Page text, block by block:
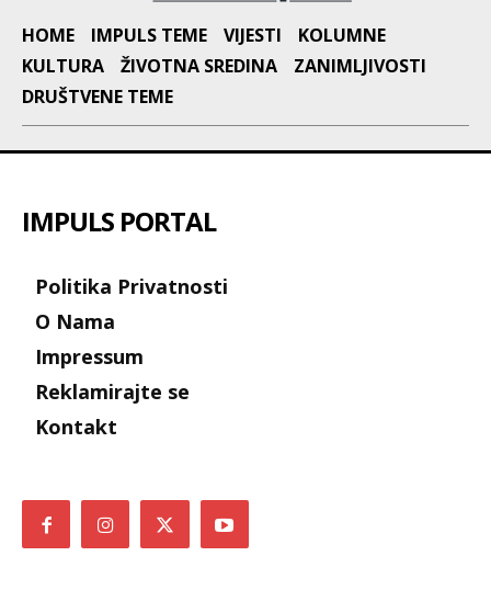
HOME IMPULS TEME VIJESTI
KOLUMNE
KULTURA
ŽIVOTNA SREDINA
ZANIMLJIVOSTI
DRUŠTVENE TEME
IMPULS PORTAL
Politika Privatnosti
O Nama
Impressum
Reklamirajte se
Kontakt